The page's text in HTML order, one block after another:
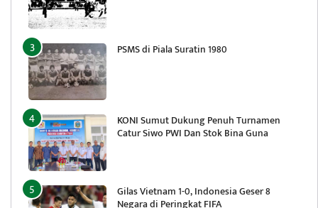
PSMS di Piala Suratin 1980
KONI Sumut Dukung Penuh Turnamen
Catur Siwo PWI Dan Stok Bina Guna
Gilas Vietnam 1-0, Indonesia Geser 8
Negara di Peringkat FIFA